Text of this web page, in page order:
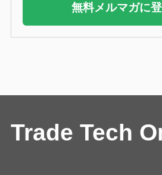
無料メルマガに
Trade Tech